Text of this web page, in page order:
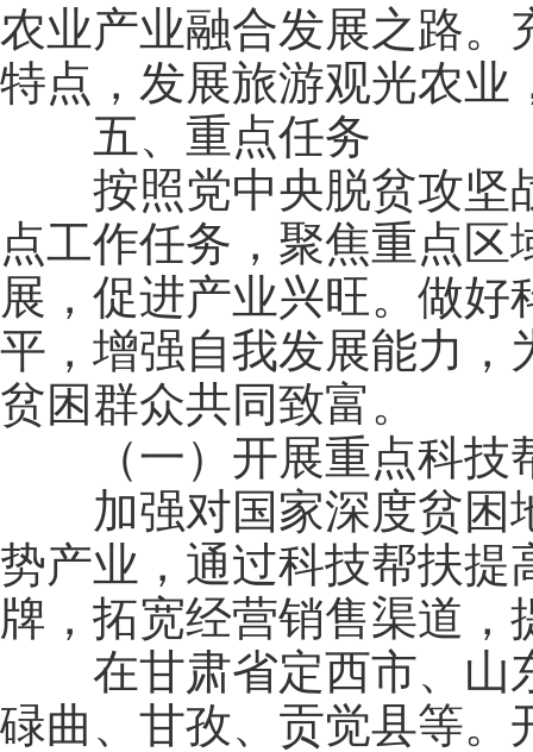
农业产业融合发展之路。
特点，发展旅游观光农业
五、重点任务
按照党中央脱贫攻坚
点工作任务，聚焦重点
展，促进产业兴旺。做
平，增强自我发展能力，
贫困群众共同致富。
（一）开展重点科技
加强对国家深度贫困
势产业，通过科技帮扶提
牌，拓宽经营销售渠道
在甘肃省定西市、山
碌曲、甘孜、贡觉县等。